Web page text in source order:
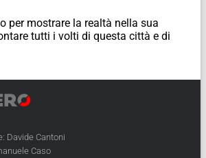
per mostrare la realtà nella sua
tutti i volti di questa città e di
Davide Cantoni
Caso